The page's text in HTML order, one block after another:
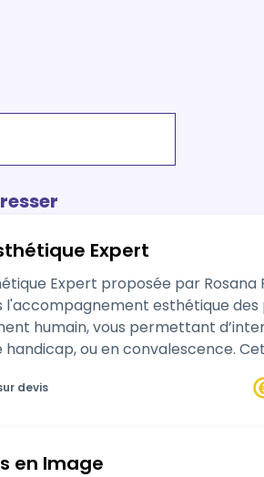
Expert
Expert proposée par
l'accompagnement esthétique
humain, vous permettant
Cette formation mixe théorie et pratique dans des
devis
en Image